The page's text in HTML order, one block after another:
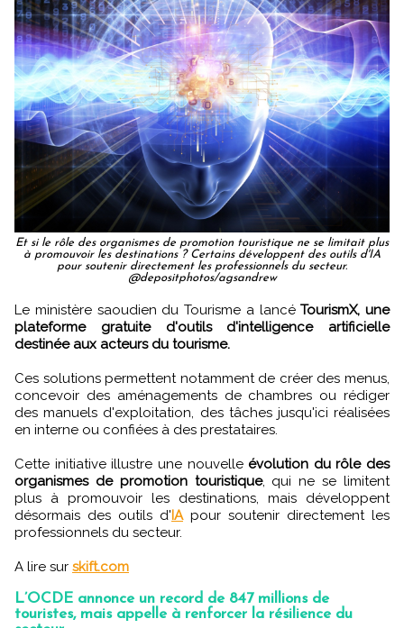
Et si le rôle des organismes de promotion touristique ne se limitait plus
à promouvoir les destinations ? Certains développent des outils d'IA
pour soutenir directement les professionnels du secteur.
@depositphotos/agsandrew
Le ministère saoudien du Tourisme a lancéTourismX, une
plateforme gratuite d'outils d'intelligence artificielle
destinée aux acteurs du tourisme.
Ces solutions permettent notamment de créer des menus,
concevoir des aménagements de chambres ou rédiger
des manuels d'exploitation, des tâches jusqu'ici réalisées
en interne ou confiées à des prestataires.
Cette initiative illustre une nouvelle évolution du rôle des
organismes de promotion touristique, qui ne se limitent
plus à promouvoir les destinations, mais développent
désormais des outils d'IApour soutenir directement les
professionnels du secteur.
A lire sur skift.com
L’OCDE annonce un record de 847 millions de
touristes, mais appelle à renforcer la résilience du